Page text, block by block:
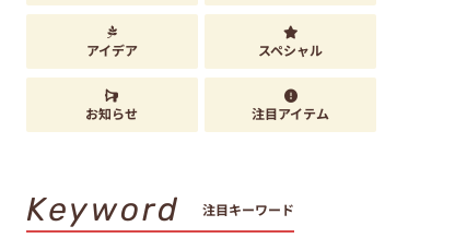
アイデア スペシャル
お知らせ 注目アイテム
Keyword 注目キーワード